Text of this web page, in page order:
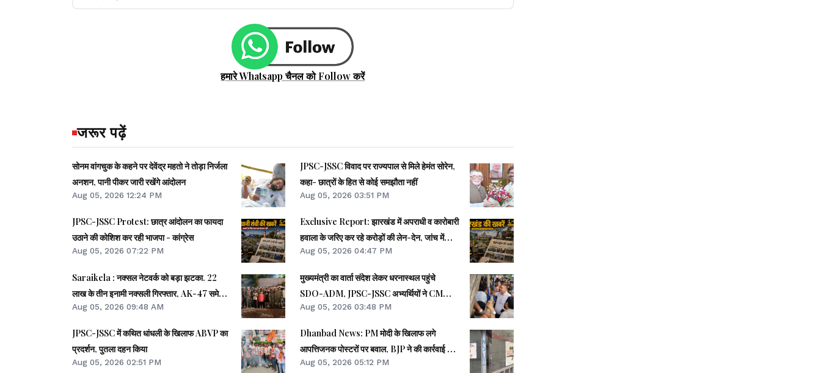
हमारे Whatsapp चैनल को Follow करें
जरूर पढ़ें
सोनम वांगचुक के कहने पर देवेंद्र महतो ने तोड़ा निर्जला
अनशन, पानी पीकर जारी रखेंगे आंदोलन
Aug 05, 2026 12:24 PM
JPSC-JSSC Protest: छात्र आंदोलन का फायदा
उठाने की कोशिश कर रही भाजपा - कांग्रेस
Aug 05, 2026 07:22 PM
Saraikela : नक्सल नेटवर्क को बड़ा झटका. 22
लाख के तीन इनामी नक्सली गिरफ्तार, AK-47 समेत
अन्य हथियार बरामद
Aug 05, 2026 09:48 AM
JPSC-JSSC में कथित धांधली के खिलाफ ABVP का
प्रदर्शन, पुतला दहन किया
Aug 05, 2026 02:51 PM
JPSC-JSSC विवाद पर राज्यपाल से मिले हेमंत सोरेन,
कहा- छात्रों के हित से कोई समझौता नहीं
Aug 05, 2026 03:51 PM
Exclusive Report: झारखंड में अपराधी व कारोबारी
हवाला के जरिए कर रहे करोड़ों की लेन-देन, जांच में
खुलासा
Aug 05, 2026 04:47 PM
मुख्यमंत्री का वार्ता संदेश लेकर धरनास्थल पहुंचे
SDO-ADM, JPSC-JSSC अभ्यर्थियों ने CM
हाउस जाने से किया इनकार
Aug 05, 2026 03:48 PM
Dhanbad News: PM मोदी के खिलाफ लगे
आपत्तिजनक पोस्टरों पर बवाल, BJP ने की कार्रवाई की
मांग
Aug 05, 2026 05:12 PM